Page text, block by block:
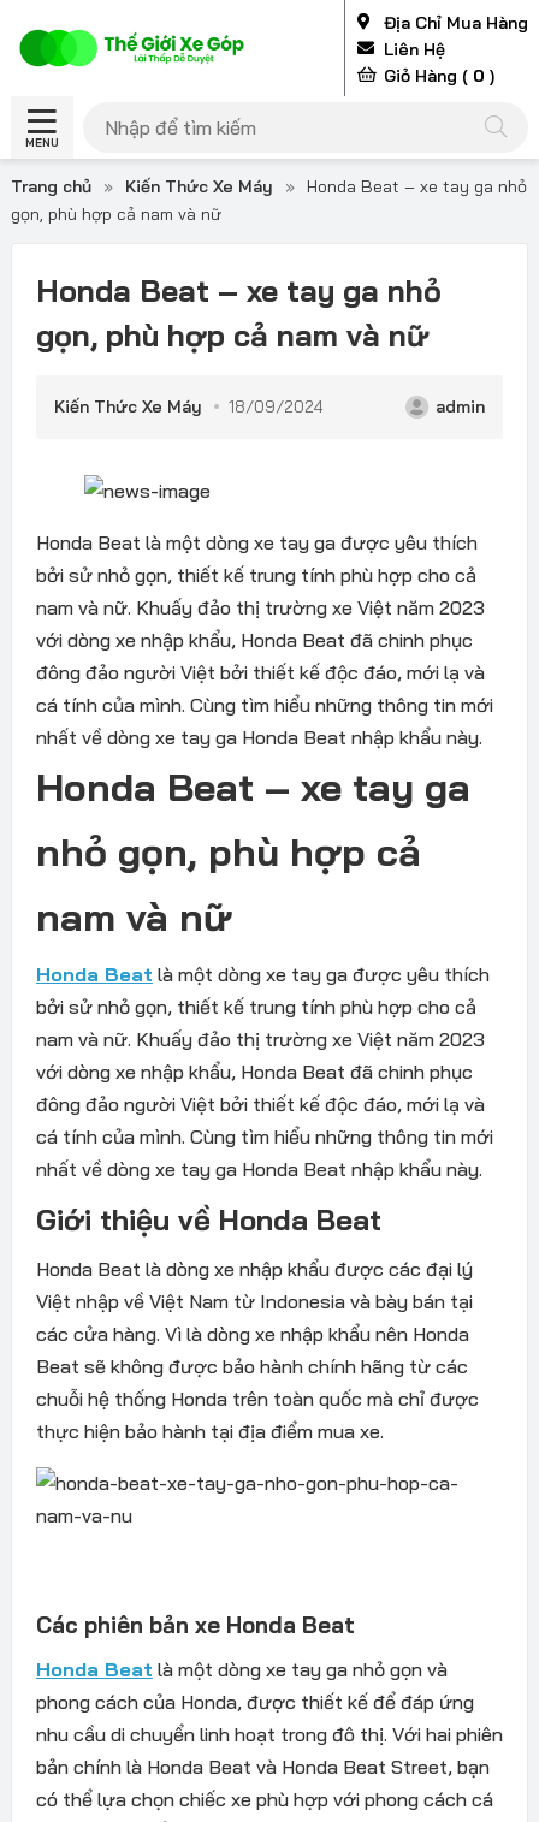
Địa Chỉ Mua Hàng
Liên Hệ
Giỏ Hàng ( 0 )
MENU
Trang chủ » Kiến Thức Xe Máy »
Honda Beat – xe tay ga nhỏ
gọn, phù hợp cả nam và nữ
Honda Beat – xe tay ga nhỏ
gọn, phù hợp cả nam và nữ
Kiến Thức Xe Máy 18/09/2024 admin
Honda Beat là một dòng xe tay ga được yêu thích
bởi sử nhỏ gọn, thiết kế trung tính phù hợp cho cả
nam và nữ. Khuấy đảo thị trường xe Việt năm 2023
với dòng xe nhập khẩu, Honda Beat đã chinh phục
đông đảo người Việt bởi thiết kế độc đáo, mới lạ và
cá tính của mình. Cùng tìm hiểu những thông tin mới
nhất về dòng xe tay ga Honda Beat nhập khẩu này.
Honda Beat – xe tay ga
nhỏ gọn, phù hợp cả
nam và nữ
Honda Beat là một dòng xe tay ga được yêu thích
bởi sử nhỏ gọn, thiết kế trung tính phù hợp cho cả
nam và nữ. Khuấy đảo thị trường xe Việt năm 2023
với dòng xe nhập khẩu, Honda Beat đã chinh phục
đông đảo người Việt bởi thiết kế độc đáo, mới lạ và
cá tính của mình. Cùng tìm hiểu những thông tin mới
nhất về dòng xe tay ga Honda Beat nhập khẩu này.
Giới thiệu về Honda Beat
Honda Beat là dòng xe nhập khẩu được các đại lý
Việt nhập về Việt Nam từ Indonesia và bày bán tại
các cửa hàng. Vì là dòng xe nhập khẩu nên Honda
Beat sẽ không được bảo hành chính hãng từ các
chuỗi hệ thống Honda trên toàn quốc mà chỉ được
thực hiện bảo hành tại địa điểm mua xe.
Các phiên bản xe Honda Beat
Honda Beat là một dòng xe tay ga nhỏ gọn và
phong cách của Honda, được thiết kế để đáp ứng
nhu cầu di chuyển linh hoạt trong đô thị. Với hai phiên
bản chính là Honda Beat và Honda Beat Street, bạn
có thể lựa chọn chiếc xe phù hợp với phong cách cá